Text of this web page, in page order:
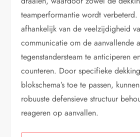
teamperformantie wordt
afhankelijk van de veelzijdigheid
communicatie om de aanvallende
tegenstandersteam te anticiperen
counteren. Door specifieke
blokschema’s toe te passen,
robuuste defensieve structuur
reageren op aanvallen.